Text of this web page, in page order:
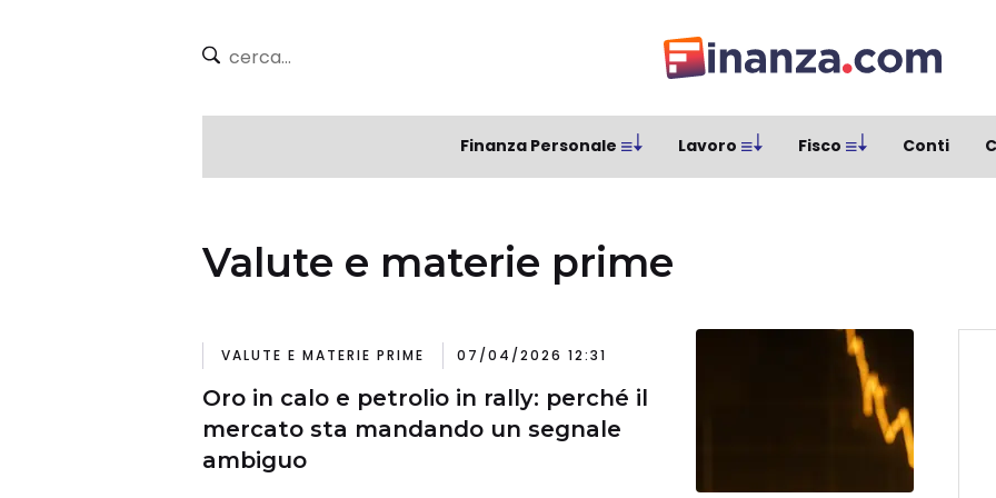
Finanza Personale Lavoro Fisco Conti
Valute e materie prime
VALUTE E MATERIE PRIME 07/04/2026 12:31
Oro in calo e petrolio in rally: perché il
mercato sta mandando un segnale
ambiguo